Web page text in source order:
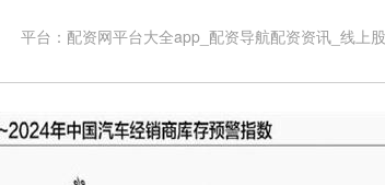
平台：配资网平台大全app_配资导航配资资讯_线上